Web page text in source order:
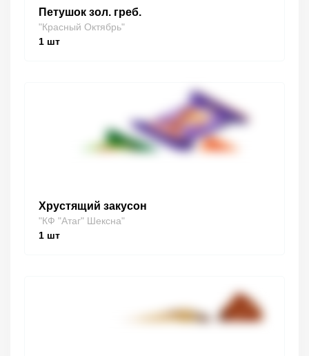
Петушок зол. греб.
"Красный Октябрь"
1 шт
Хрустящий закусон
"КФ "Атаг" Шексна"
1 шт